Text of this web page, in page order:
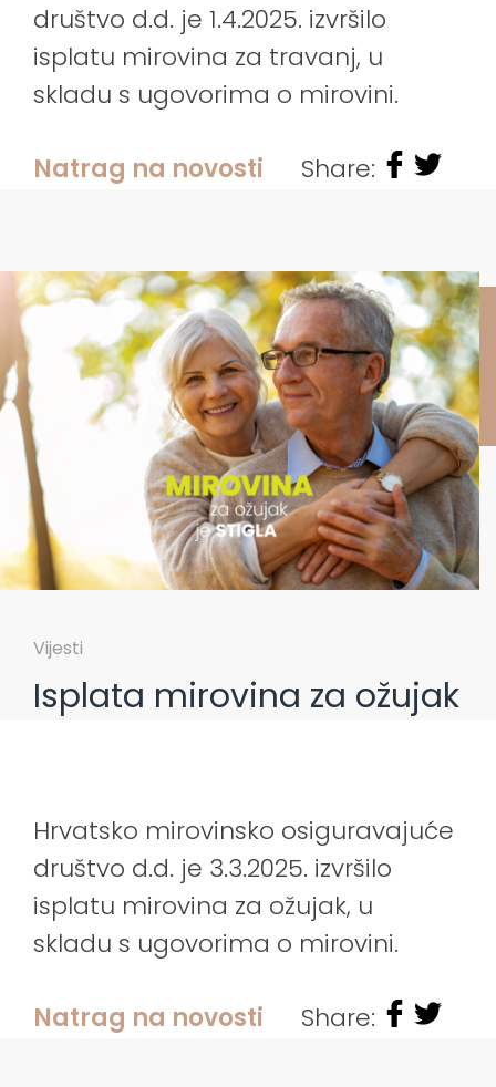
društvo d.d. je 1.4.2025. izvršilo
isplatu mirovina za travanj, u
skladu s ugovorima o mirovini.
Natrag na novosti Share:
Vijesti
Isplata mirovina za ožujak
Hrvatsko mirovinsko osiguravajuće
društvo d.d. je 3.3.2025. izvršilo
isplatu mirovina za ožujak, u
skladu s ugovorima o mirovini.
Natrag na novosti Share: